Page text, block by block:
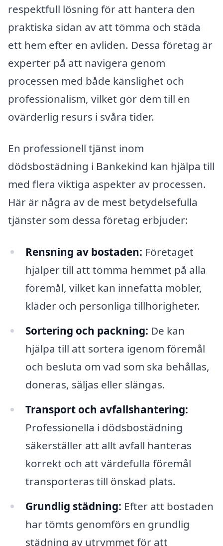
respektfull lösning för att hantera den
praktiska sidan av att tömma och städa
ett hem efter en avliden. Dessa företag är
experter på att navigera genom
processen med både känslighet och
professionalism, vilket gör dem till en
ovärderlig resurs i svåra tider.
En professionell tjänst inom
dödsbostädning i Bankekind kan hjälpa till
med flera viktiga aspekter av processen.
Här är några av de mest betydelsefulla
tjänster som dessa företag erbjuder:
Rensning av bostaden: Företaget
hjälper till att tömma hemmet på alla
föremål, vilket kan innefatta möbler,
kläder och personliga tillhörigheter.
Sortering och packning: De kan
hjälpa till att sortera igenom föremål
och besluta om vad som ska behållas,
doneras, säljas eller slängas.
Transport och avfallshantering:
Professionella i dödsbostädning
säkerställer att allt avfall hanteras
korrekt och att värdefulla föremål
transporteras till önskad plats.
Grundlig städning: Efter att bostaden
har tömts genomförs en grundlig
städning av utrymmet för att